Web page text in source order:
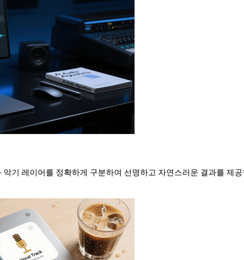
기 레이어를 정확하게 구분하여 선명하고 자연스러운 결과를 제